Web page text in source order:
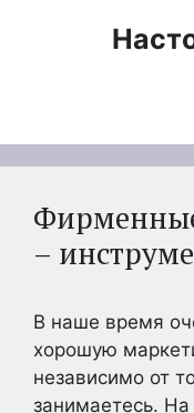
–
В наше время
хорошую
независимо от
занимаетесь.